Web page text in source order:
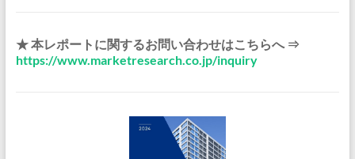
★ 本レポートに関するお問い合わせはこちらへ ⇒
https://www.marketresearch.co.jp/inquiry